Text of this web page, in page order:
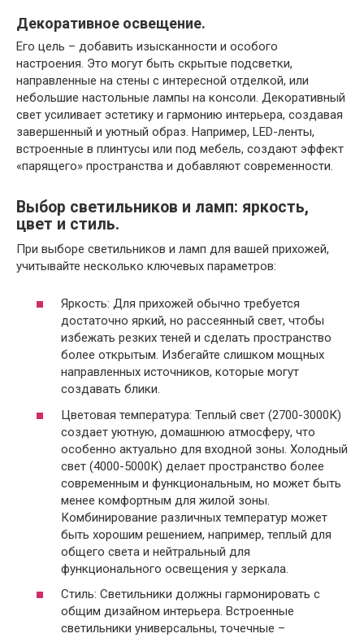
Декоративное освещение.
Его цель – добавить изысканности и особого
настроения. Это могут быть скрытые подсветки,
направленные на стены с интересной отделкой, или
небольшие настольные лампы на консоли. Декоративный
свет усиливает эстетику и гармонию интерьера, создавая
завершенный и уютный образ. Например, LED-ленты,
встроенные в плинтусы или под мебель, создают эффект
«парящего» пространства и добавляют современности.
Выбор светильников и ламп: яркость,
цвет и стиль.
При выборе светильников и ламп для вашей прихожей,
учитывайте несколько ключевых параметров:
Яркость: Для прихожей обычно требуется
достаточно яркий, но рассеянный свет, чтобы
избежать резких теней и сделать пространство
более открытым. Избегайте слишком мощных
направленных источников, которые могут
создавать блики.
Цветовая температура: Теплый свет (2700-3000К)
создает уютную, домашнюю атмосферу, что
особенно актуально для входной зоны. Холодный
свет (4000-5000К) делает пространство более
современным и функциональным, но может быть
менее комфортным для жилой зоны.
Комбинирование различных температур может
быть хорошим решением, например, теплый для
общего света и нейтральный для
функционального освещения у зеркала.
Стиль: Светильники должны гармонировать с
общим дизайном интерьера. Встроенные
светильники универсальны, точечные –